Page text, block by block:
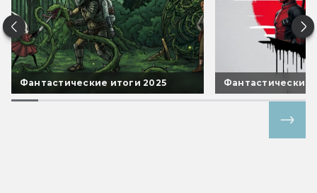
Фантастические итоги 2025 Фантастические